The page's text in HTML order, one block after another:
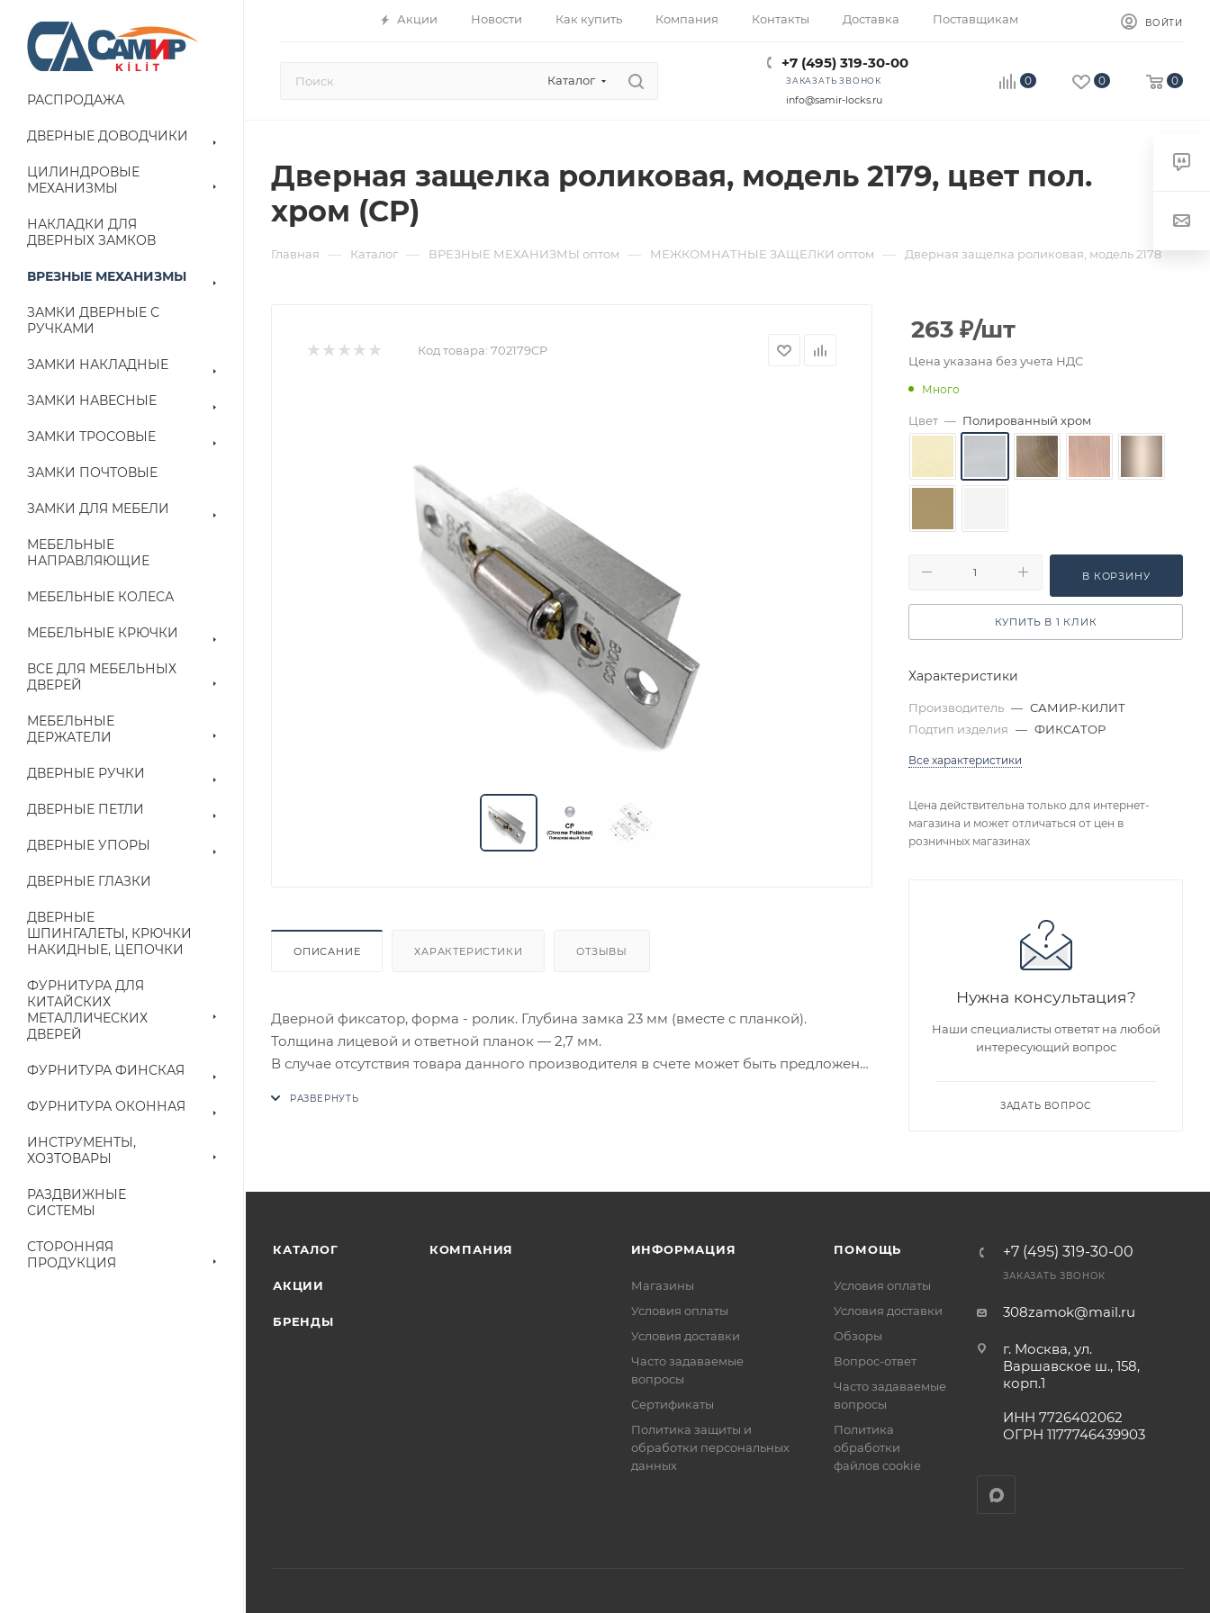
Акции Новости Как купить Компания Контакты Доставка Поставщикам ВОЙТИ
Каталог
+7 (495) 319-30-00
ЗАКАЗАТЬ ЗВОНОК
info@samir-locks.ru
0 0 0
РАСПРОДАЖА
ДВЕРНЫЕ ДОВОДЧИКИ
ЦИЛИНДРОВЫЕ
МЕХАНИЗМЫ
НАКЛАДКИ ДЛЯ
ДВЕРНЫХ ЗАМКОВ
ВРЕЗНЫЕ МЕХАНИЗМЫ
ЗАМКИ ДВЕРНЫЕ С
РУЧКАМИ
ЗАМКИ НАКЛАДНЫЕ
ЗАМКИ НАВЕСНЫЕ
ЗАМКИ ТРОСОВЫЕ
ЗАМКИ ПОЧТОВЫЕ
ЗАМКИ ДЛЯ МЕБЕЛИ
МЕБЕЛЬНЫЕ
НАПРАВЛЯЮЩИЕ
МЕБЕЛЬНЫЕ КОЛЕСА
МЕБЕЛЬНЫЕ КРЮЧКИ
ВСЕ ДЛЯ МЕБЕЛЬНЫХ
ДВЕРЕЙ
МЕБЕЛЬНЫЕ
ДЕРЖАТЕЛИ
ДВЕРНЫЕ РУЧКИ
ДВЕРНЫЕ ПЕТЛИ
ДВЕРНЫЕ УПОРЫ
ДВЕРНЫЕ ГЛАЗКИ
ДВЕРНЫЕ
ШПИНГАЛЕТЫ, КРЮЧКИ
НАКИДНЫЕ, ЦЕПОЧКИ
ФУРНИТУРА ДЛЯ
КИТАЙСКИХ
МЕТАЛЛИЧЕСКИХ
ДВЕРЕЙ
ФУРНИТУРА ФИНСКАЯ
ФУРНИТУРА ОКОННАЯ
ИНСТРУМЕНТЫ,
ХОЗТОВАРЫ
РАЗДВИЖНЫЕ
СИСТЕМЫ
СТОРОННЯЯ
ПРОДУКЦИЯ
Дверная защелка роликовая, модель 2179, цвет пол.
хром (CP)
Главная — Каталог — ВРЕЗНЫЕ МЕХАНИЗМЫ оптом — МЕЖКОМНАТНЫЕ ЗАЩЕЛКИ оптом — Дверная защелка роликовая, модель 2178
Код товара: 702179CP
ОПИСАНИЕ ХАРАКТЕРИСТИКИ ОТЗЫВЫ
Дверной фиксатор, форма - ролик. Глубина замка 23 мм (вместе с планкой).
Толщина лицевой и ответной планок — 2,7 мм.
В случае отсутствия товара данного производителя в счете может быть предложен
выставленного счета.
263 ₽/шт
Цена указана без учета НДС
Много
Цвет — Полированный хром
В КОРЗИНУ
КУПИТЬ В 1 КЛИК
Характеристики
Производитель — САМИР-КИЛИТ
Подтип изделия — ФИКСАТОР
Все характеристики
Цена действительна только для интернет-
магазина и может отличаться от цен в
розничных магазинах
Нужна консультация?
Наши специалисты ответят на любой
интересующий вопрос
ЗАДАТЬ ВОПРОС
КАТАЛОГ
АКЦИИ
БРЕНДЫ
КОМПАНИЯ ИНФОРМАЦИЯ
Магазины
Условия оплаты
Условия доставки
Часто задаваемые
вопросы
Сертификаты
Политика защиты и
обработки персональных
данных
ПОМОЩЬ
Условия оплаты
Условия доставки
Обзоры
Вопрос-ответ
Часто задаваемые
вопросы
Политика
обработки
файлов cookie
+7 (495) 319-30-00
ЗАКАЗАТЬ ЗВОНОК
308zamok@mail.ru
г. Москва, ул.
Варшавское ш., 158,
корп.1
ИНН 7726402062
ОГРН 1177746439903